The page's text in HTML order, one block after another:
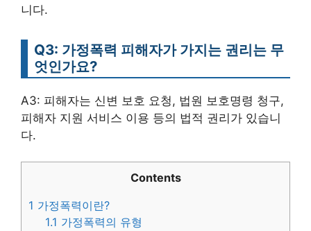
니다.
Q3: 가정폭력 피해자가 가지는 권리는 무
엇인가요?
A3: 피해자는 신변 보호 요청, 법원 보호명령 청구,
피해자 지원 서비스 이용 등의 법적 권리가 있습니
다.
Contents
1 가정폭력이란?
1.1 가정폭력의 유형